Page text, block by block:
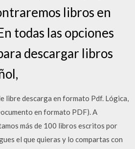
libros en
todas las opciones
descargar libros
libre descarga en formato Pdf. Lógica,
en formato PDF). A
más de 100 libros escritos por
el que quieras y lo compartas con